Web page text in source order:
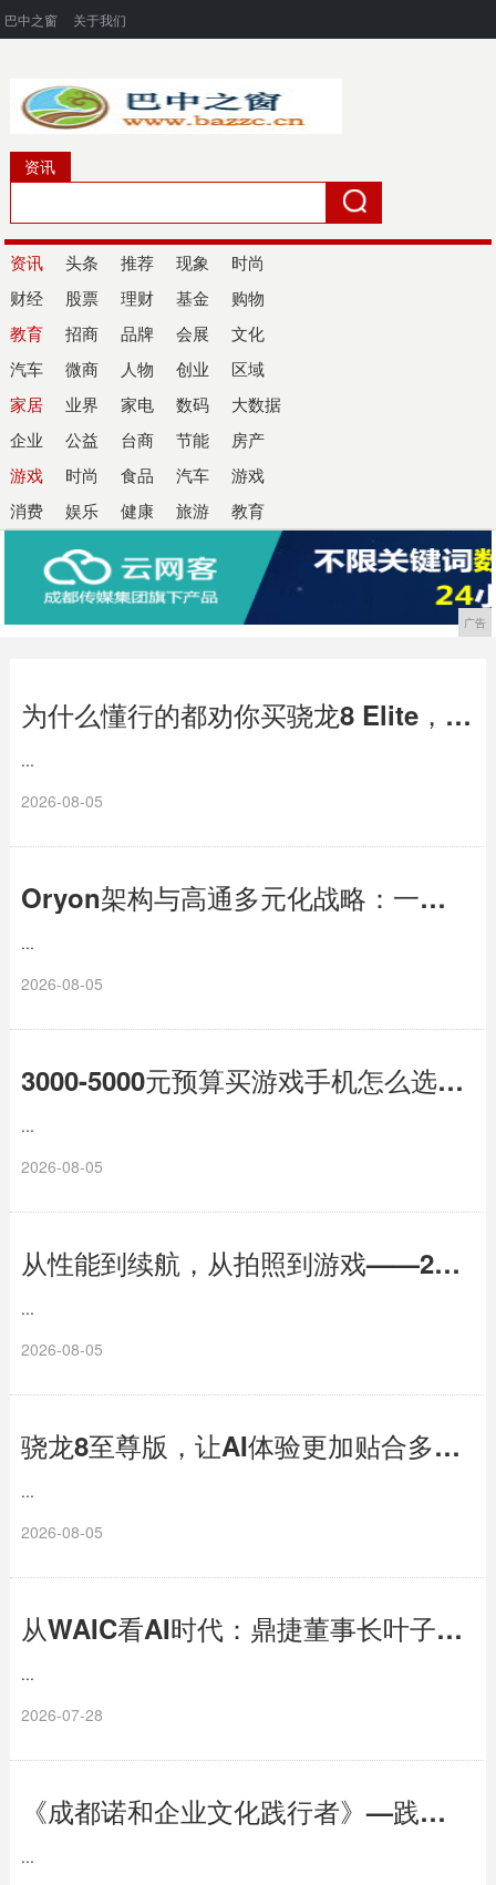
巴中之窗 关于我们
资讯
资讯 头条 推荐 现象 时尚
财经 股票 理财 基金 购物
教育 招商 品牌 会展 文化
汽车 微商 人物 创业 区域
家居 业界 家电 数码 大数据
企业 公益 台商 节能 房产
游戏 时尚 食品 汽车 游戏
消费 娱乐 健康 旅游 教育
广告
为什么懂行的都劝你买骁龙8 Elite，看完这篇就懂了
...
2026-08-05
Oryon架构与高通多元化战略：一盘大棋，不在一人
...
2026-08-05
3000-5000元预算买游戏手机怎么选？这三款骁龙旗舰让你稳赢每一局
...
2026-08-05
从性能到续航，从拍照到游戏——2026年换机看这几款就够了
...
2026-08-05
骁龙8至尊版，让AI体验更加贴合多样化使用场景
...
2026-08-05
从WAIC看AI时代：鼎捷董事长叶子祯补上产业关键一层
...
2026-07-28
《成都诺和企业文化践行者》—践行文化，榜样力量
...